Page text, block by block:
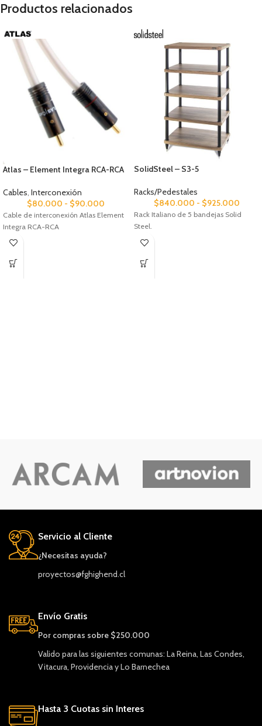
Productos relacionados
Atlas – Element Integra RCA-RCA
Cables, Interconexión
$80.000 - $90.000
Cable de interconexión Atlas Element
Integra RCA-RCA
SolidSteel – S3-5
Racks/Pedestales
$840.000 - $925.000
Rack Italiano de 5 bandejas Solid
Steel.
Servicio al Cliente
¿Necesitas ayuda?
proyectos@fghighend.cl
Envío Gratis
Por compras sobre $250.000
Valido para las siguientes comunas: La Reina, Las Condes,
Vitacura, Providencia y Lo Barnechea
Hasta 3 Cuotas sin Interes